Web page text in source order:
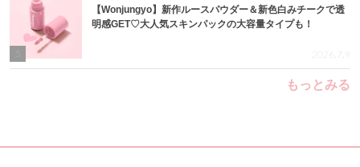
【Wonjungyo】新作ルースパウダー＆新色白みチークで透
明感GET♡大人気スキンパックの大容量タイプも！
2026.7.9
もっとみる